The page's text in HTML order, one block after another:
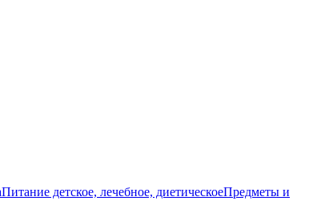
Питание детское, лечебное, диетическоеПредметы и